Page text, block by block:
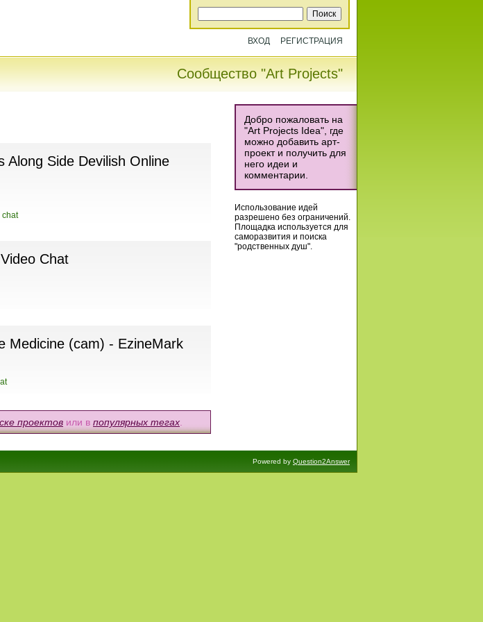
ВХОД РЕГИСТРАЦИЯ
Сообщество "Art Projects"
Добро пожаловать на
"Art Projects Idea", где
можно добавить арт-
проект и получить для
него идеи и
комментарии.
Использование идей
разрешено без ограничений.
Площадка используется для
саморазвития и поиска
"родственных душ".
Along Side Devilish Online
chat
Chat
Medicine (cam) - EzineMark
проектов или в популярных тегах
Powered by Question2Answer